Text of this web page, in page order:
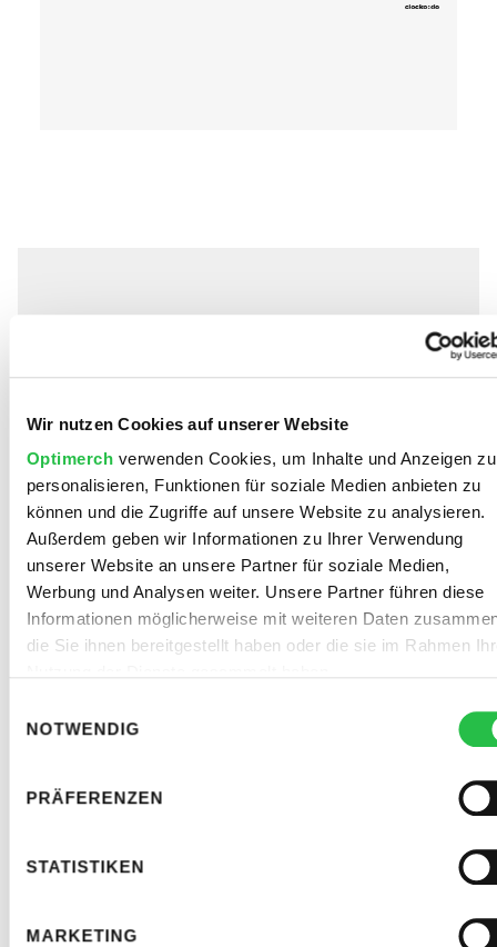
Wir nutzen Cookies auf unserer Website
Optimerchverwenden Cookies, um Inhalte und Anzeigen zu
personalisieren, Funktionen für soziale Medien anbieten zu
können und die Zugriffe auf unsere Website zu analysieren.
Außerdem geben wir Informationen zu Ihrer Verwendung
unserer Website an unsere Partner für soziale Medien,
Werbung und Analysen weiter. Unsere Partner führen diese
Informationen möglicherweise mit weiteren Daten
die Sie ihnen bereitgestellt haben oder die sie im Rahmen
NOTWENDIG
PRÄFERENZEN
STATISTIKEN
MARKETING
Unsere SEO-Leistungen für
Hamburg im Überblick​
Ein gutes Produkt oder eine professionelle
Dienstleistung reichen nicht aus, wenn
potenzielle Kunden Sie online nicht finden
können. Unser ganzheitlicher SEO-Ansatz
kombiniert technische Optimierungen,
inhaltsstarke Maßnahmen und gezieltes
Linkbuilding, um Ihre Online-Präsenz nachhaltig
zu verbessern. Dabei setzen wir auf erprobte
Methoden und innovative Strategien, die speziell